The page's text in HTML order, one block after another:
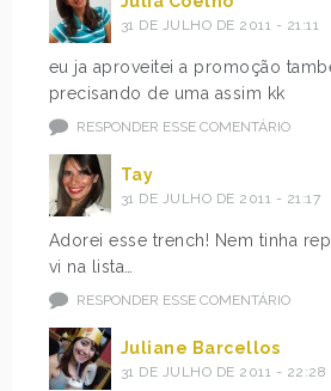
31 DE JULHO DE 2011 - 21:11
eu ja aproveitei a promoção
precisando de uma assim kk
RESPONDER ESSE COMENTÁRIO
Tay
31 DE JULHO DE 2011 - 21:17
Adorei esse trench! Nem tinha
vi na lista…
RESPONDER ESSE COMENTÁRIO
Juliane Barcellos
31 DE JULHO DE 2011 - 22:28